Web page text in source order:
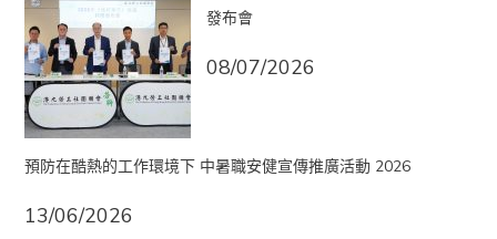
發布會
08/07/2026
預防在酷熱的工作環境下 中暑職安健宣傳推廣活動 2026
13/06/2026